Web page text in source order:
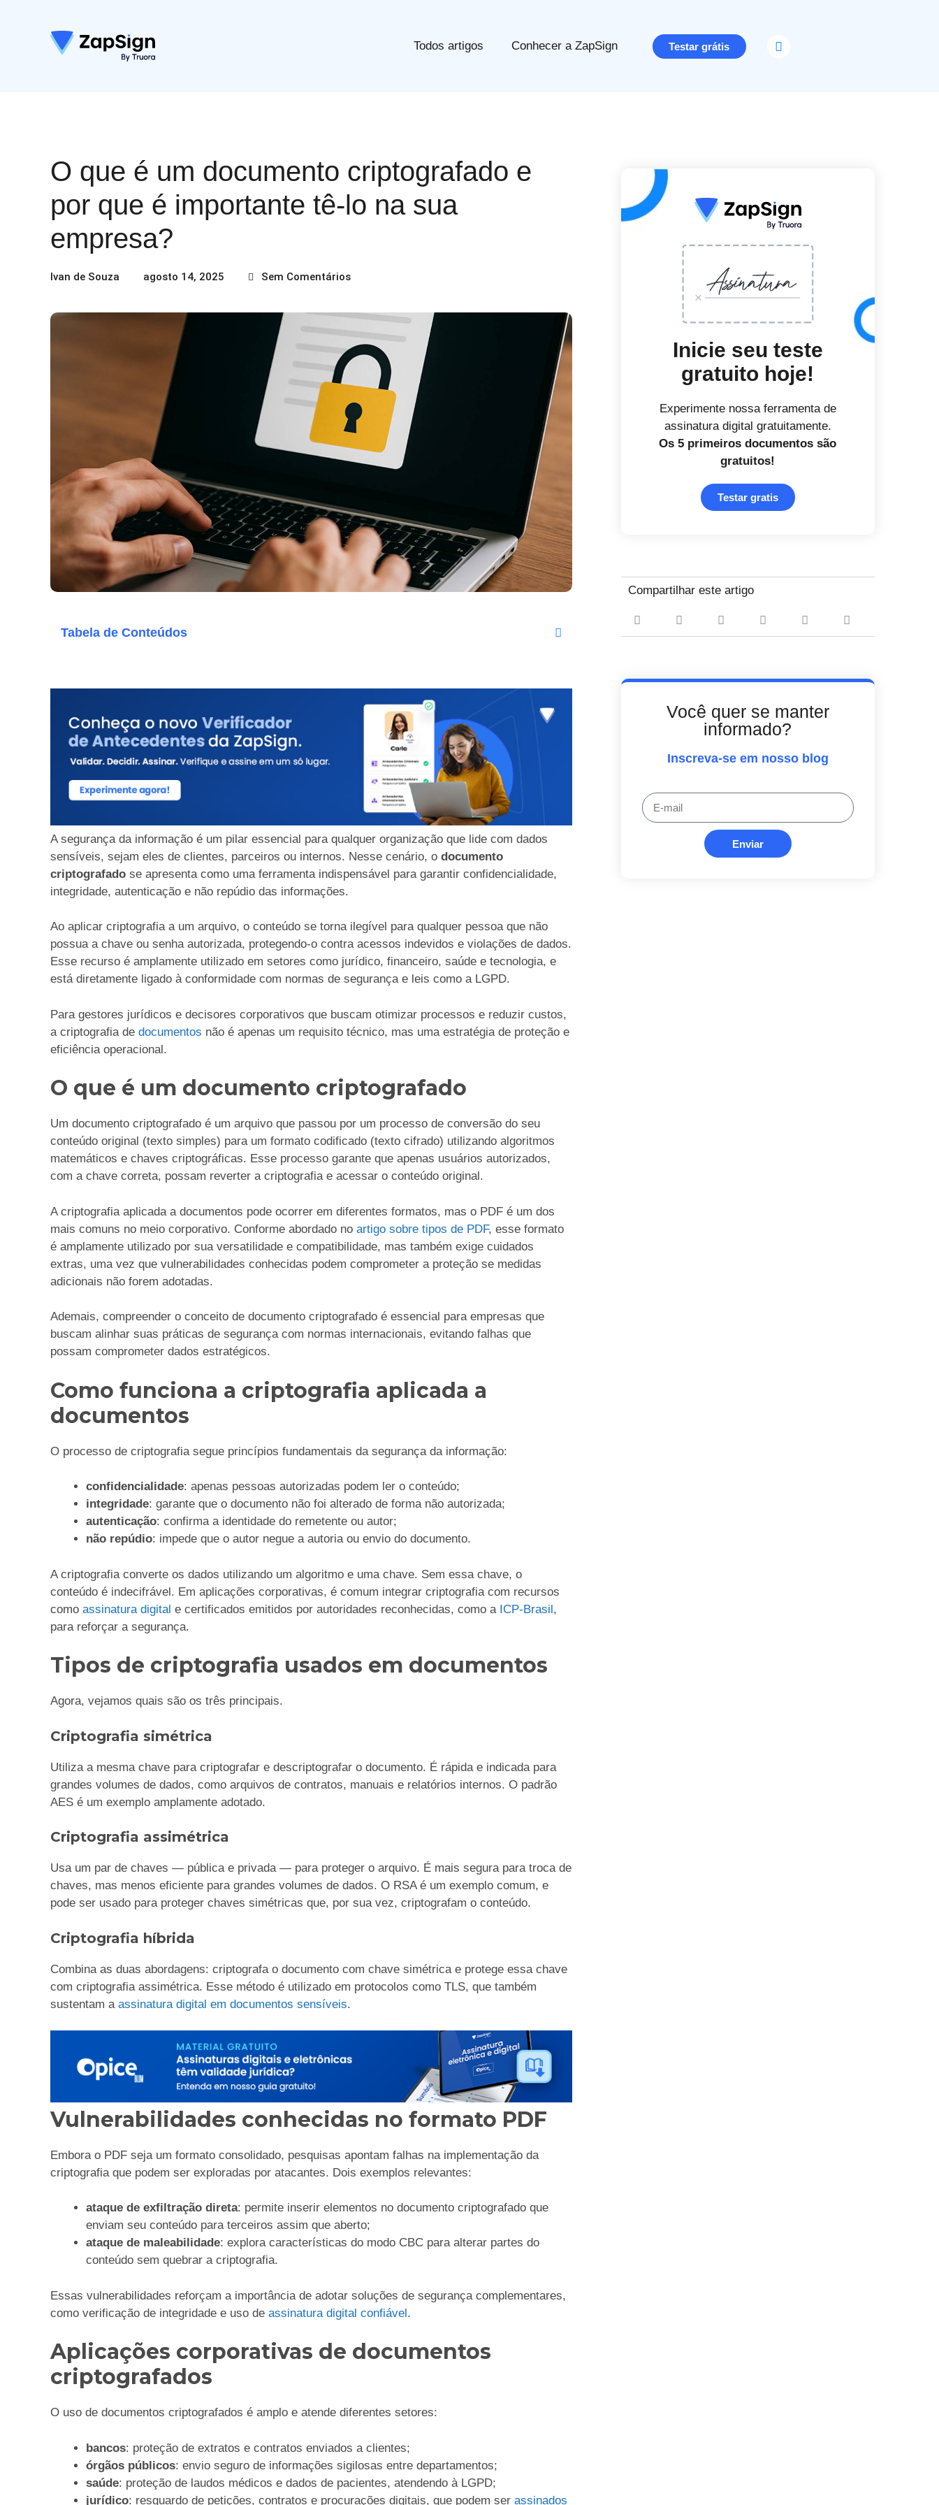
Todos artigos Conhecer a ZapSign Testar grátis
O que é um documento criptografado e
por que é importante tê-lo na sua
empresa?
Ivan de Souza agosto 14, 2025 Sem Comentários
Tabela de Conteúdos
A segurança da informação é um pilar essencial para qualquer organização que lide com dados
sensíveis, sejam eles de clientes, parceiros ou internos. Nesse cenário, o documento
criptografado se apresenta como uma ferramenta indispensável para garantir confidencialidade,
integridade, autenticação e não repúdio das informações.
Ao aplicar criptografia a um arquivo, o conteúdo se torna ilegível para qualquer pessoa que não
possua a chave ou senha autorizada, protegendo-o contra acessos indevidos e violações de dados.
Esse recurso é amplamente utilizado em setores como jurídico, financeiro, saúde e tecnologia, e
está diretamente ligado à conformidade com normas de segurança e leis como a LGPD.
Para gestores jurídicos e decisores corporativos que buscam otimizar processos e reduzir custos,
a criptografia de documentos não é apenas um requisito técnico, mas uma estratégia de proteção e
eficiência operacional.
O que é um documento criptografado
Um documento criptografado é um arquivo que passou por um processo de conversão do seu
conteúdo original (texto simples) para um formato codificado (texto cifrado) utilizando algoritmos
matemáticos e chaves criptográficas. Esse processo garante que apenas usuários autorizados,
com a chave correta, possam reverter a criptografia e acessar o conteúdo original.
A criptografia aplicada a documentos pode ocorrer em diferentes formatos, mas o PDF é um dos
mais comuns no meio corporativo. Conforme abordado no artigo sobre tipos de PDF, esse formato
é amplamente utilizado por sua versatilidade e compatibilidade, mas também exige cuidados
extras, uma vez que vulnerabilidades conhecidas podem comprometer a proteção se medidas
adicionais não forem adotadas.
Ademais, compreender o conceito de documento criptografado é essencial para empresas que
buscam alinhar suas práticas de segurança com normas internacionais, evitando falhas que
possam comprometer dados estratégicos.
Como funciona a criptografia aplicada a
documentos
O processo de criptografia segue princípios fundamentais da segurança da informação:
confidencialidade: apenas pessoas autorizadas podem ler o conteúdo;
integridade: garante que o documento não foi alterado de forma não autorizada;
autenticação: confirma a identidade do remetente ou autor;
não repúdio: impede que o autor negue a autoria ou envio do documento.
A criptografia converte os dados utilizando um algoritmo e uma chave. Sem essa chave, o
conteúdo é indecifrável. Em aplicações corporativas, é comum integrar criptografia com recursos
como assinatura digital e certificados emitidos por autoridades reconhecidas, como a ICP-Brasil,
para reforçar a segurança.
Tipos de criptografia usados em documentos
Agora, vejamos quais são os três principais.
Criptografia simétrica
Utiliza a mesma chave para criptografar e descriptografar o documento. É rápida e indicada para
grandes volumes de dados, como arquivos de contratos, manuais e relatórios internos. O padrão
AES é um exemplo amplamente adotado.
Criptografia assimétrica
Usa um par de chaves — pública e privada — para proteger o arquivo. É mais segura para troca de
chaves, mas menos eficiente para grandes volumes de dados. O RSA é um exemplo comum, e
pode ser usado para proteger chaves simétricas que, por sua vez, criptografam o conteúdo.
Criptografia híbrida
Combina as duas abordagens: criptografa o documento com chave simétrica e protege essa chave
com criptografia assimétrica. Esse método é utilizado em protocolos como TLS, que também
sustentam a assinatura digital em documentos sensíveis.
Vulnerabilidades conhecidas no formato PDF
Embora o PDF seja um formato consolidado, pesquisas apontam falhas na implementação da
criptografia que podem ser exploradas por atacantes. Dois exemplos relevantes:
ataque de exfiltração direta: permite inserir elementos no documento criptografado que
enviam seu conteúdo para terceiros assim que aberto;
ataque de maleabilidade: explora características do modo CBC para alterar partes do
conteúdo sem quebrar a criptografia.
Essas vulnerabilidades reforçam a importância de adotar soluções de segurança complementares,
como verificação de integridade e uso de assinatura digital confiável.
Aplicações corporativas de documentos
criptografados
O uso de documentos criptografados é amplo e atende diferentes setores:
bancos: proteção de extratos e contratos enviados a clientes;
órgãos públicos: envio seguro de informações sigilosas entre departamentos;
saúde: proteção de laudos médicos e dados de pacientes, atendendo à LGPD;
jurídico: resguardo de petições, contratos e procurações digitais, que podem ser assinados
Inicie seu teste
gratuito hoje!
Experimente nossa ferramenta de
assinatura digital gratuitamente.
Os 5 primeiros documentos são
gratuitos!
Testar gratis
Compartilhar este artigo
Você quer se manter
informado?
Inscreva-se em nosso blog
Enviar